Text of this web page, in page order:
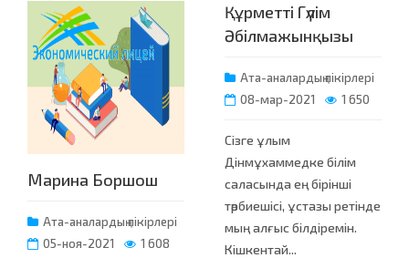
Марина Боршош
Ата-аналардың пікірлері
05-ноя-2021
1 608
Құрметті Гүлім
Әбілмажынқызы
Ата-аналардың пікірлері
08-мар-2021
1 650
Сізге ұлым
Дінмұхаммедке білім
саласында ең бірінші
тәрбиешісі, ұстазы ретінде
мың алғыс білдіремін.
Кішкентай...